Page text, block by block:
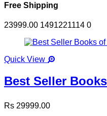
Free Shipping
23999.00 1491221114 0
Quick View
Best Seller
Rs 29999.00